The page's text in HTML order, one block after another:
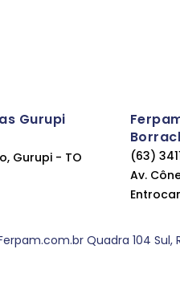
Gurupi
Gurupi - TO
(63)
Av.
Quadra 104 Sul,